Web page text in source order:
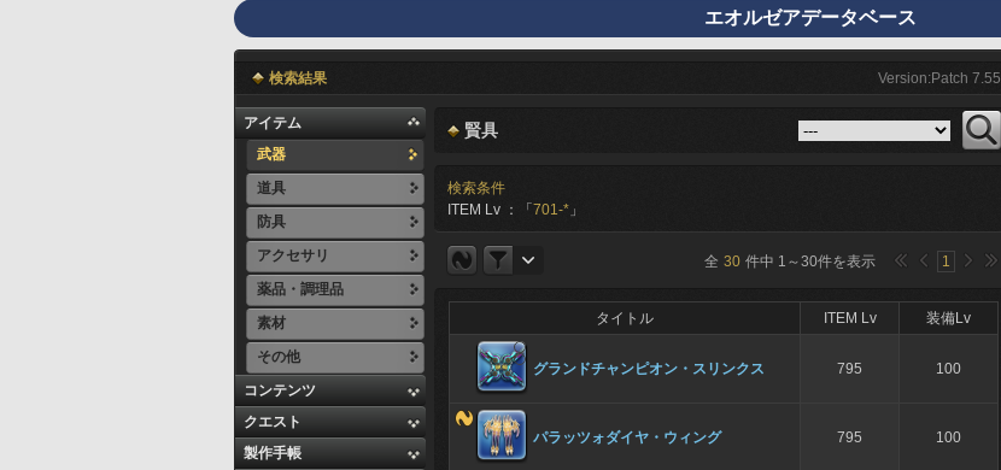
エオルゼアデータベース
検索結果 Version:Patch 7.55
アイテム
武器
道具
防具
アクセサリ
薬品・調理品
素材
その他
コンテンツ
クエスト
製作手帳
賢具
検索条件
ITEM Lv ：「 701-* 」
全 30 件中 1 ～30件を表示 1
タイトル ITEM Lv 装備Lv
グランドチャンピオン・スリンクス 795 100
パラッツォダイヤ・ウィング 795 100